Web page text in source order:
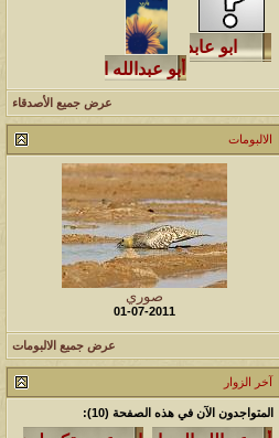
محمد الخضيري
آخر مشاركة
آخر رد:احمد جابر
آخر مشاركة
خلف المهدي
آخر مشاركة
آخر رد:ابن صلفيق
آخر مشاركة
آخر رد:الميآسية
عرض جميع الأصدقاء
الالبومات
صوري
01-07-2011
عرض جميع الالبومات
آخر الزوار
المتواجدون الآن في هذه الصفحة (10):